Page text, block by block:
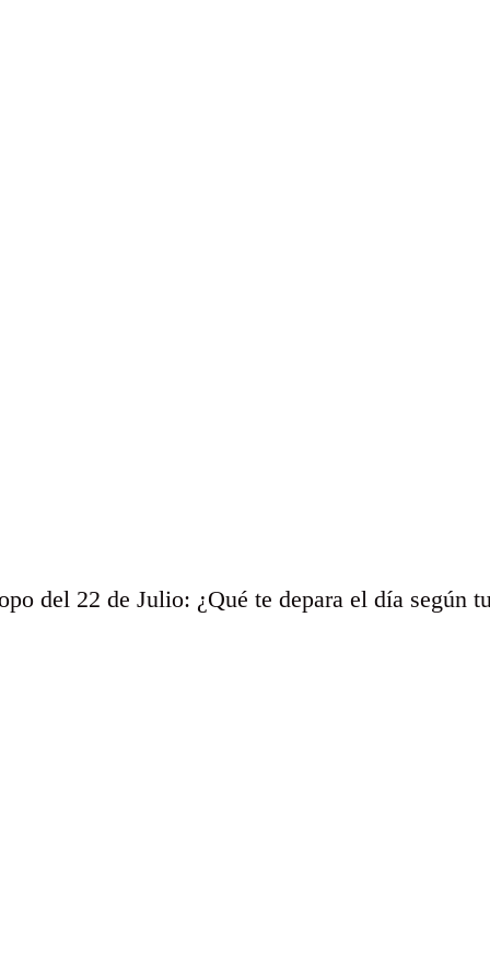
del 22 de Julio: ¿Qué te depara el día según